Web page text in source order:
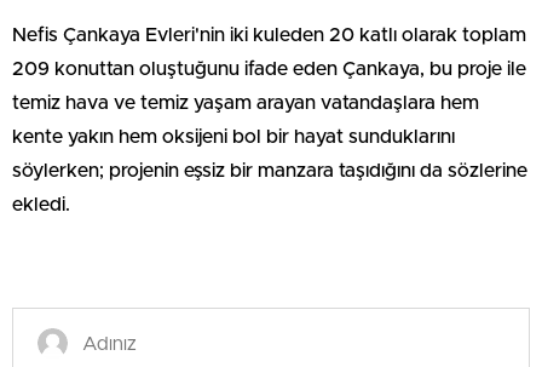
Nefis Çankaya Evleri'nin iki kuleden 20 katlı olarak toplam
209 konuttan oluştuğunu ifade eden Çankaya, bu proje ile
temiz hava ve temiz yaşam arayan vatandaşlara hem
kente yakın hem oksijeni bol bir hayat sunduklarını
söylerken; projenin eşsiz bir manzara taşıdığını da sözlerine
ekledi.